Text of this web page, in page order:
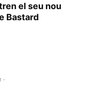
el seu nou
Bastard
-